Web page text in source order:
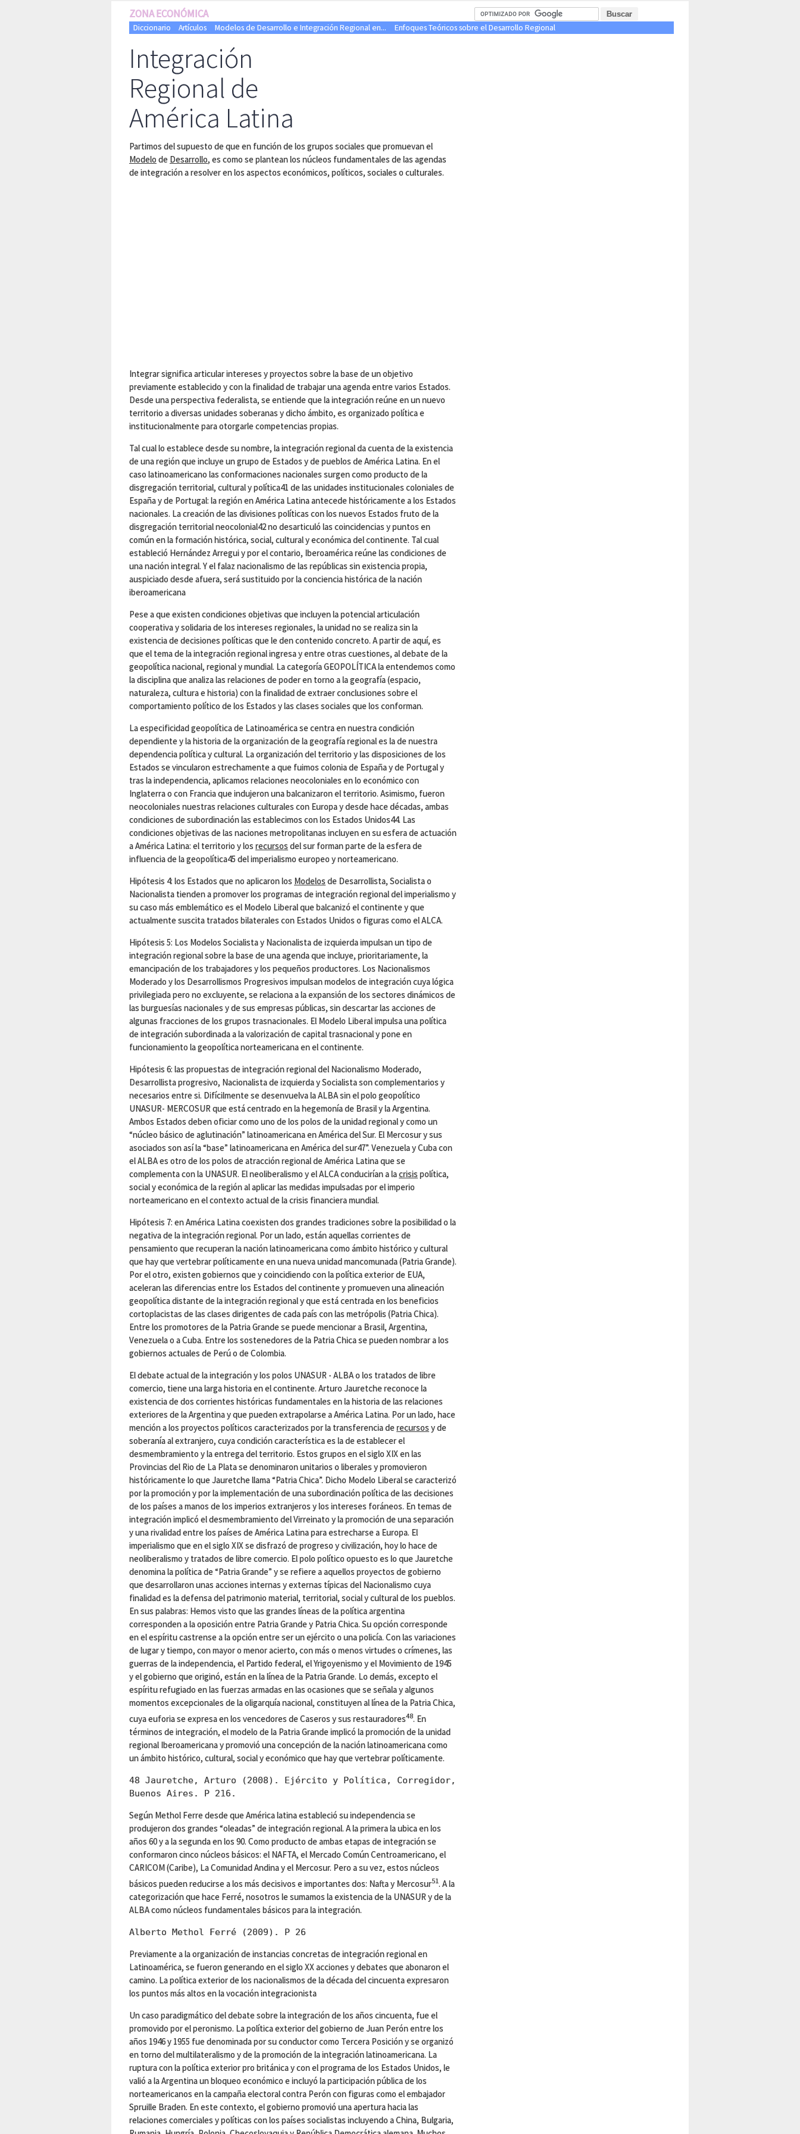
ZONA ECONÓMICA
Diccionario Artículos Modelos de Desarrollo e Integración Regional en... Enfoques Teóricos sobre el Desarrollo Regional
Integración
Regional de
América Latina
Partimos del supuesto de que en función de los grupos sociales que promuevan el
Modelo de Desarrollo, es como se plantean los núcleos fundamentales de las agendas
de integración a resolver en los aspectos económicos, políticos, sociales o culturales.
Integrar significa articular intereses y proyectos sobre la base de un objetivo
previamente establecido y con la finalidad de trabajar una agenda entre varios Estados.
Desde una perspectiva federalista, se entiende que la integración reúne en un nuevo
territorio a diversas unidades soberanas y dicho ámbito, es organizado política e
institucionalmente para otorgarle competencias propias.
Tal cual lo establece desde su nombre, la integración regional da cuenta de la existencia
de una región que incluye un grupo de Estados y de pueblos de América Latina. En el
caso latinoamericano las conformaciones nacionales surgen como producto de la
disgregación territorial, cultural y política41 de las unidades institucionales coloniales de
España y de Portugal: la región en América Latina antecede históricamente a los Estados
nacionales. La creación de las divisiones políticas con los nuevos Estados fruto de la
disgregación territorial neocolonial42 no desarticuló las coincidencias y puntos en
común en la formación histórica, social, cultural y económica del continente. Tal cual
estableció Hernández Arregui y por el contario, Iberoamérica reúne las condiciones de
una nación integral. Y el falaz nacionalismo de las repúblicas sin existencia propia,
auspiciado desde afuera, será sustituido por la conciencia histórica de la nación
iberoamericana
Pese a que existen condiciones objetivas que incluyen la potencial articulación
cooperativa y solidaria de los intereses regionales, la unidad no se realiza sin la
existencia de decisiones políticas que le den contenido concreto. A partir de aquí, es
que el tema de la integración regional ingresa y entre otras cuestiones, al debate de la
geopolítica nacional, regional y mundial. La categoría GEOPOLÍTICA la entendemos como
la disciplina que analiza las relaciones de poder en torno a la geografía (espacio,
naturaleza, cultura e historia) con la finalidad de extraer conclusiones sobre el
comportamiento político de los Estados y las clases sociales que los conforman.
La especificidad geopolítica de Latinoamérica se centra en nuestra condición
dependiente y la historia de la organización de la geografía regional es la de nuestra
dependencia política y cultural. La organización del territorio y las disposiciones de los
Estados se vincularon estrechamente a que fuimos colonia de España y de Portugal y
tras la independencia, aplicamos relaciones neocoloniales en lo económico con
Inglaterra o con Francia que indujeron una balcanizaron el territorio. Asimismo, fueron
neocoloniales nuestras relaciones culturales con Europa y desde hace décadas, ambas
condiciones de subordinación las establecimos con los Estados Unidos44. Las
condiciones objetivas de las naciones metropolitanas incluyen en su esfera de actuación
a América Latina: el territorio y los recursos del sur forman parte de la esfera de
influencia de la geopolítica45 del imperialismo europeo y norteamericano.
Hipótesis 4: los Estados que no aplicaron los Modelos de Desarrollista, Socialista o
Nacionalista tienden a promover los programas de integración regional del imperialismo y
su caso más emblemático es el Modelo Liberal que balcanizó el continente y que
actualmente suscita tratados bilaterales con Estados Unidos o figuras como el ALCA.
Hipótesis 5: Los Modelos Socialista y Nacionalista de izquierda impulsan un tipo de
integración regional sobre la base de una agenda que incluye, prioritariamente, la
emancipación de los trabajadores y los pequeños productores. Los Nacionalismos
Moderado y los Desarrollismos Progresivos impulsan modelos de integración cuya lógica
privilegiada pero no excluyente, se relaciona a la expansión de los sectores dinámicos de
las burguesías nacionales y de sus empresas públicas, sin descartar las acciones de
algunas fracciones de los grupos trasnacionales. El Modelo Liberal impulsa una política
de integración subordinada a la valorización de capital trasnacional y pone en
funcionamiento la geopolítica norteamericana en el continente.
Hipótesis 6: las propuestas de integración regional del Nacionalismo Moderado,
Desarrollista progresivo, Nacionalista de izquierda y Socialista son complementarios y
necesarios entre si. Difícilmente se desenvuelva la ALBA sin el polo geopolítico
UNASUR- MERCOSUR que está centrado en la hegemonía de Brasil y la Argentina.
Ambos Estados deben oficiar como uno de los polos de la unidad regional y como un
“núcleo básico de aglutinación” latinoamericana en América del Sur. El Mercosur y sus
asociados son así la “base” latinoamericana en América del sur47”. Venezuela y Cuba con
el ALBA es otro de los polos de atracción regional de América Latina que se
complementa con la UNASUR. El neoliberalismo y el ALCA conducirían a lacrisis política,
social y económica de la región al aplicar las medidas impulsadas por el imperio
norteamericano en el contexto actual de la crisis financiera mundial.
Hipótesis 7: en América Latina coexisten dos grandes tradiciones sobre la posibilidad o la
negativa de la integración regional. Por un lado, están aquellas corrientes de
pensamiento que recuperan la nación latinoamericana como ámbito histórico y cultural
que hay que vertebrar políticamente en una nueva unidad mancomunada (Patria Grande).
Por el otro, existen gobiernos que y coincidiendo con la política exterior de EUA,
aceleran las diferencias entre los Estados del continente y promueven una alineación
geopolítica distante de la integración regional y que está centrada en los beneficios
cortoplacistas de las clases dirigentes de cada país con las metrópolis (Patria Chica).
Entre los promotores de la Patria Grande se puede mencionar a Brasil, Argentina,
Venezuela o a Cuba. Entre los sostenedores de la Patria Chica se pueden nombrar a los
gobiernos actuales de Perú o de Colombia.
El debate actual de la integración y los polos UNASUR - ALBA o los tratados de libre
comercio, tiene una larga historia en el continente. Arturo Jauretche reconoce la
existencia de dos corrientes históricas fundamentales en la historia de las relaciones
exteriores de la Argentina y que pueden extrapolarse a América Latina. Por un lado, hace
mención a los proyectos políticos caracterizados por la transferencia derecursos y de
soberanía al extranjero, cuya condición característica es la de establecer el
desmembramiento y la entrega del territorio. Estos grupos en el siglo XIX en las
Provincias del Rio de La Plata se denominaron unitarios o liberales y promovieron
históricamente lo que Jauretche llama “Patria Chica”. Dicho Modelo Liberal se caracterizó
por la promoción y por la implementación de una subordinación política de las decisiones
de los países a manos de los imperios extranjeros y los intereses foráneos. En temas de
integración implicó el desmembramiento del Virreinato y la promoción de una separación
y una rivalidad entre los países de América Latina para estrecharse a Europa. El
imperialismo que en el siglo XIX se disfrazó de progreso y civilización, hoy lo hace de
neoliberalismo y tratados de libre comercio. El polo político opuesto es lo que Jauretche
denomina la política de “Patria Grande” y se refiere a aquellos proyectos de gobierno
que desarrollaron unas acciones internas y externas típicas del Nacionalismo cuya
finalidad es la defensa del patrimonio material, territorial, social y cultural de los pueblos.
En sus palabras: Hemos visto que las grandes líneas de la política argentina
corresponden a la oposición entre Patria Grande y Patria Chica. Su opción corresponde
en el espíritu castrense a la opción entre ser un ejército o una policía. Con las variaciones
de lugar y tiempo, con mayor o menor acierto, con más o menos virtudes o crímenes, las
guerras de la independencia, el Partido federal, el Yrigoyenismo y el Movimiento de 1945
y el gobierno que originó, están en la línea de la Patria Grande. Lo demás, excepto el
espíritu refugiado en las fuerzas armadas en las ocasiones que se señala y algunos
momentos excepcionales de la oligarquía nacional, constituyen al línea de la Patria Chica,
cuya euforia se expresa en los vencedores de Caseros y sus restauradores48. En
términos de integración, el modelo de la Patria Grande implicó la promoción de la unidad
regional Iberoamericana y promovió una concepción de la nación latinoamericana como
un ámbito histórico, cultural, social y económico que hay que vertebrar políticamente.
48 Jauretche, Arturo (2008). Ejército y Política, Corregidor,
Buenos Aires. P 216.
Según Methol Ferre desde que América latina estableció su independencia se
produjeron dos grandes “oleadas” de integración regional. A la primera la ubica en los
años 60 y a la segunda en los 90. Como producto de ambas etapas de integración se
conformaron cinco núcleos básicos: el NAFTA, el Mercado Común Centroamericano, el
CARICOM (Caribe), La Comunidad Andina y el Mercosur. Pero a su vez, estos núcleos
básicos pueden reducirse a los más decisivos e importantes dos: Nafta y Mercosur51. A la
categorización que hace Ferré, nosotros le sumamos la existencia de la UNASUR y de la
ALBA como núcleos fundamentales básicos para la integración.
Alberto Methol Ferré (2009). P 26
Previamente a la organización de instancias concretas de integración regional en
Latinoamérica, se fueron generando en el siglo XX acciones y debates que abonaron el
camino. La política exterior de los nacionalismos de la década del cincuenta expresaron
los puntos más altos en la vocación integracionista
Un caso paradigmático del debate sobre la integración de los años cincuenta, fue el
promovido por el peronismo. La política exterior del gobierno de Juan Perón entre los
años 1946 y 1955 fue denominada por su conductor como Tercera Posición y se organizó
en torno del multilateralismo y de la promoción de la integración latinoamericana. La
ruptura con la política exterior pro británica y con el programa de los Estados Unidos, le
valió a la Argentina un bloqueo económico e incluyó la participación pública de los
norteamericanos en la campaña electoral contra Perón con figuras como el embajador
Spruille Braden. En este contexto, el gobierno promovió una apertura hacia las
relaciones comerciales y políticas con los países socialistas incluyendo a China, Bulgaria,